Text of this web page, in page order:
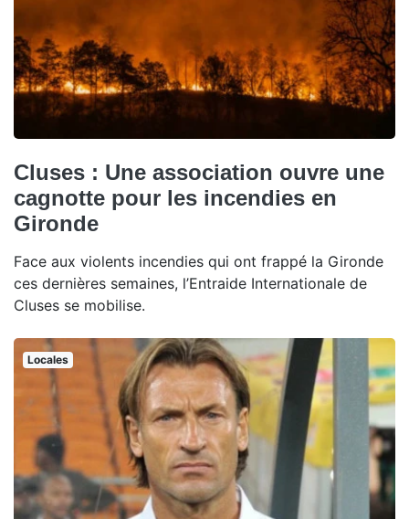
Cluses : Une association ouvre une
cagnotte pour les incendies en
Gironde
Face aux violents incendies qui ont frappé la Gironde
ces dernières semaines, l’Entraide Internationale de
Cluses se mobilise.
Locales